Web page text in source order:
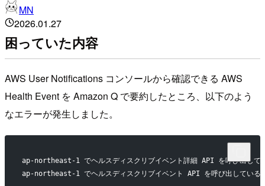
MN
2026.01.27
困っていた内容
AWS User Notifications コンソールから確認できる AWS
Health Event を Amazon Q で要約したところ、以下のよう
なエラーが発生しました。
ap-northeast-1 でヘルスディスクリブイベント詳細 API を呼び出して
ap-northeast-1 でヘルスディスクリブイベント API を呼び出している